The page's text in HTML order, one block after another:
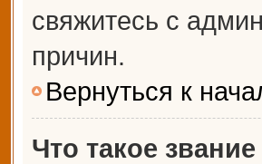
свяжитесь с
причин.
Вернуться к
Что такое